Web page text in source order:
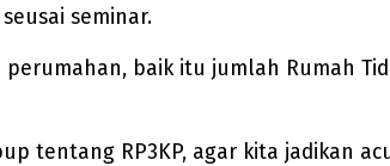
seminar.
baik itu jumlah Rumah
tentang RP3KP, agar kita jadikan